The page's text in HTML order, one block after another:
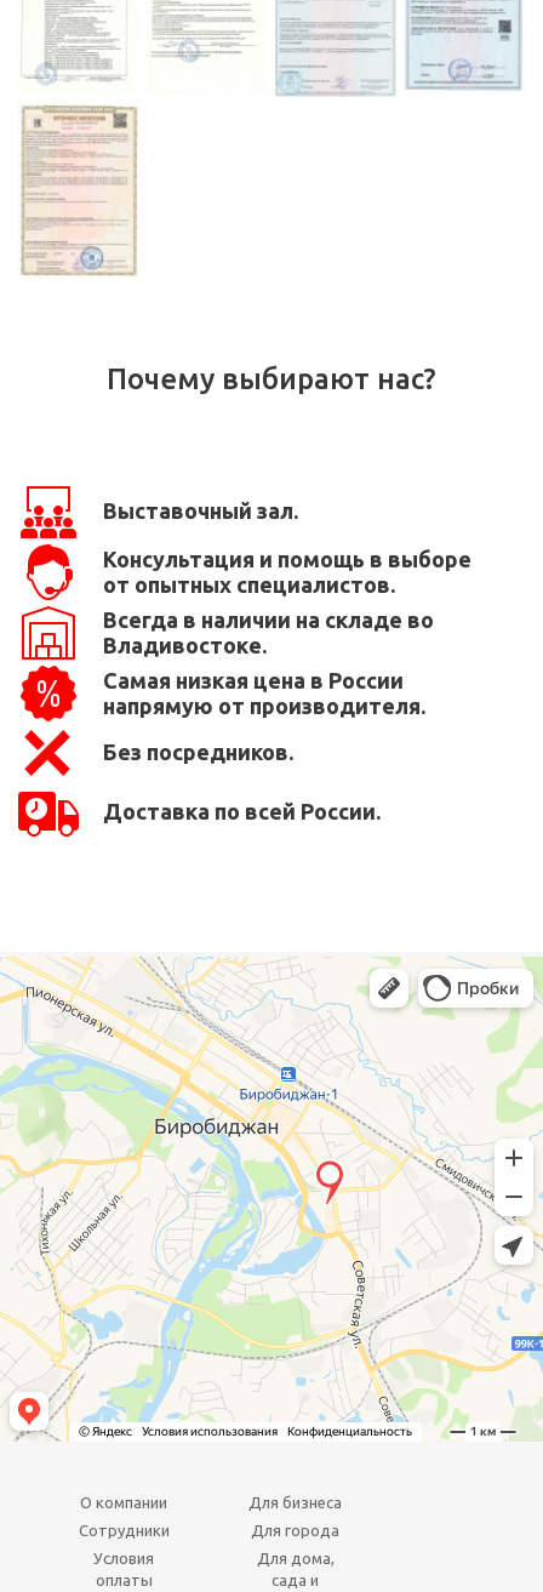
Почему выбирают нас?
Выставочный зал.
Консультация и помощь в выборе
от опытных специалистов.
Всегда в наличии на складе во
Владивостоке.
Самая низкая цена в России
напрямую от производителя.
Без посредников.
Доставка по всей России.
О компании
Сотрудники
Условия
оплаты
Для бизнеса
Для города
Для дома,
сада и